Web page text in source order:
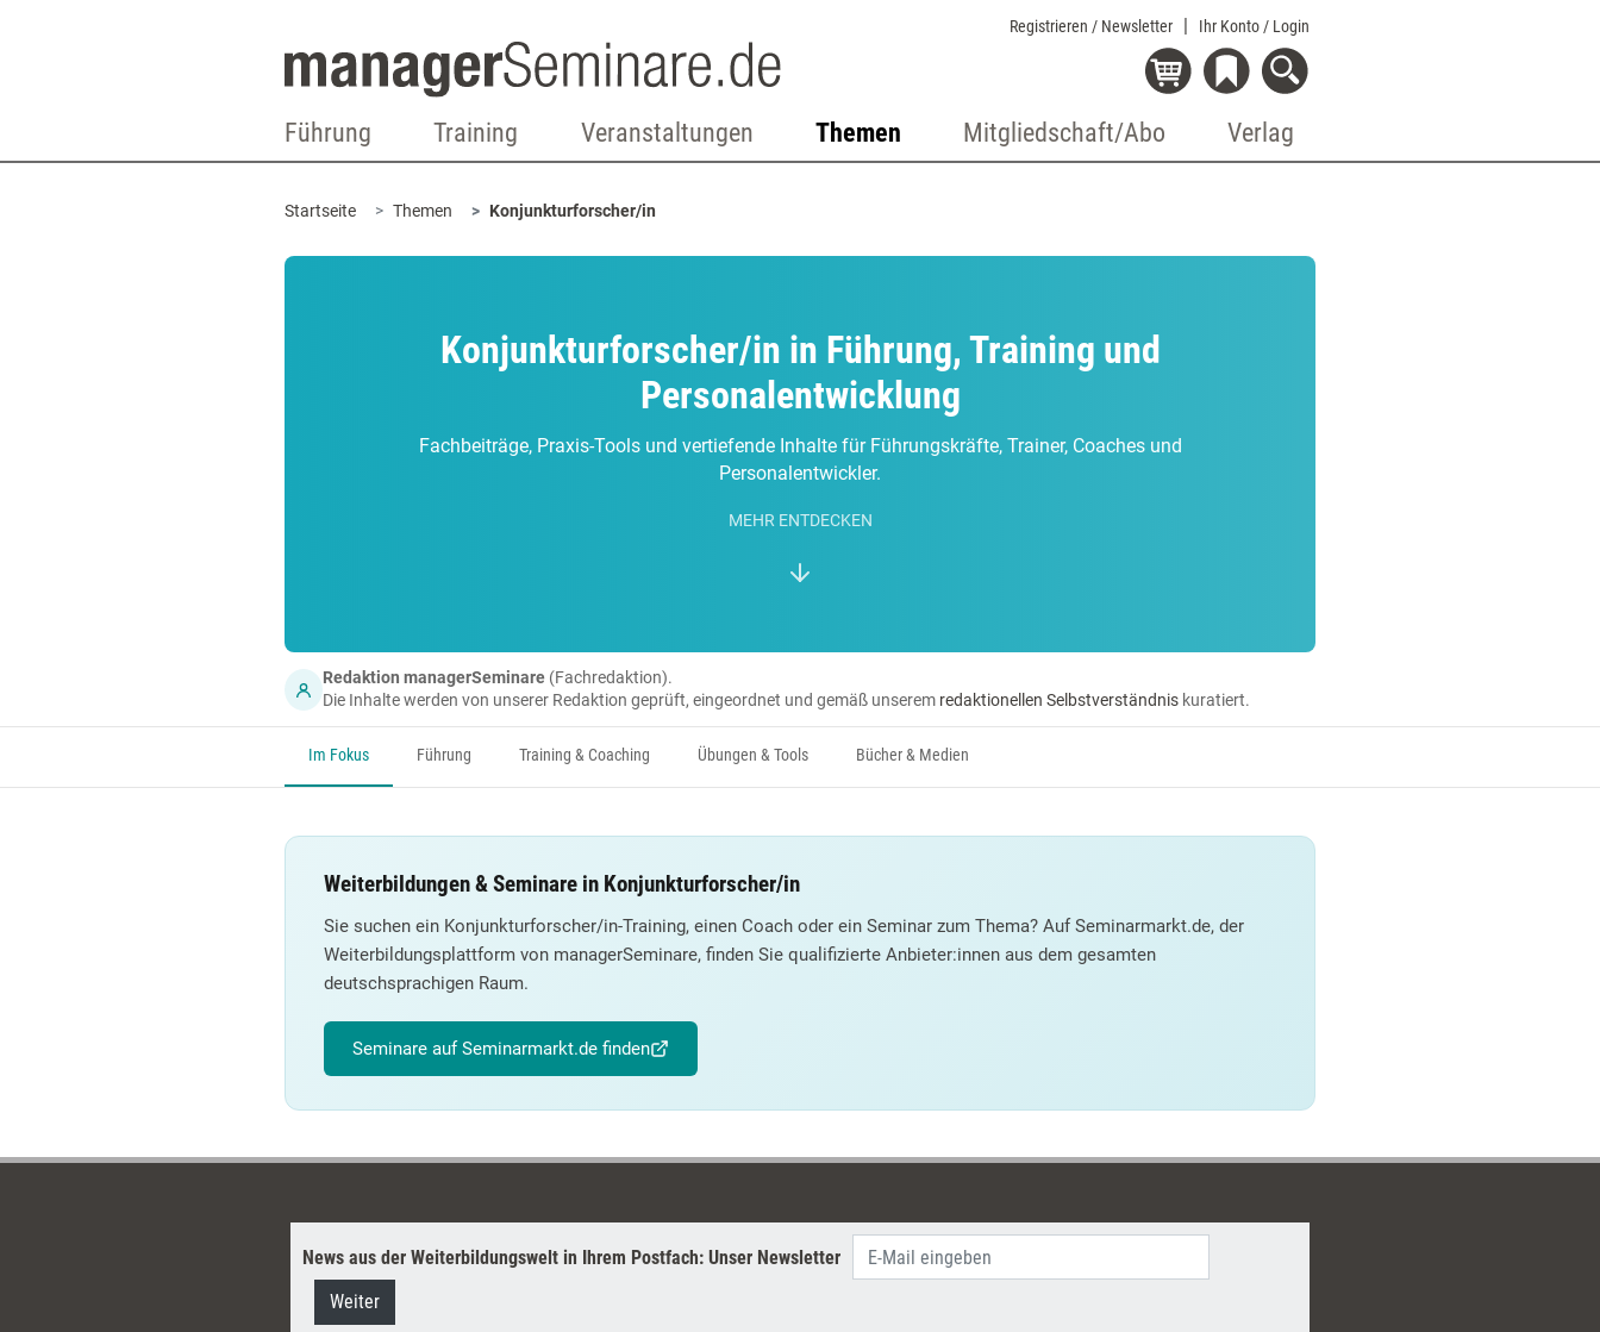
Registrieren / Newsletter Ihr Konto / Login
Führung Training Veranstaltungen Themen Mitgliedschaft/Abo Verlag
Startseite Themen Konjunkturforscher/in
Konjunkturforscher/in in Führung, Training und
Personalentwicklung
Fachbeiträge, Praxis-Tools und vertiefende Inhalte für Führungskräfte, Trainer, Coaches und
Personalentwickler.
MEHR ENTDECKEN
Redaktion managerSeminare (Fachredaktion).
Die Inhalte werden von unserer Redaktion geprüft, eingeordnet und gemäß unserem redaktionellen Selbstverständnis kuratiert.
Im Fokus Führung Training & Coaching Übungen & Tools Bücher & Medien
Weiterbildungen & Seminare in Konjunkturforscher/in
Sie suchen ein Konjunkturforscher/in-Training, einen Coach oder ein Seminar zum Thema? Auf Seminarmarkt.de, der
Weiterbildungsplattform von managerSeminare, finden Sie qualifizierte Anbieter:innen aus dem gesamten
deutschsprachigen Raum.
Seminare auf Seminarmarkt.de finden
News aus der Weiterbildungswelt in Ihrem Postfach: Unser Newsletter
Weiter